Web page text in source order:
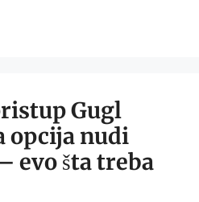
Gugl
opcija nudi
evo šta treba